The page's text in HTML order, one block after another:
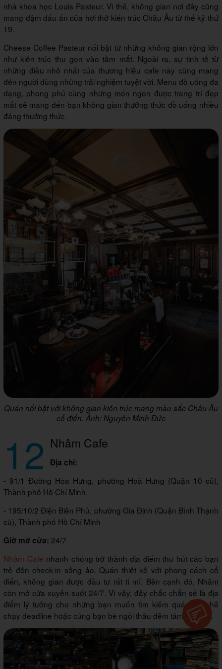
nhà khoa học Louis Pasteur. Vì thế, không gian nơi đây cũng
mang đậm dấu ấn của hơi thở kiến trúc Châu Âu từ thế kỷ thứ
19.
Cheese Coffee Pasteur nổi bật từ những không gian rộng lớn
như kiến trúc thu gọn vào tầm mắt. Ngoài ra, sự tinh tế từ
những điều nhỏ nhất của thương hiệu cafe này cũng mang
đến người dùng những trải nghiệm tuyệt vời. Menu đồ uống đa
dạng, phong phú cùng những món ngon được trang trí đẹp
mắt sẽ mang đến bạn không gian thưởng thức đồ uống nhiều
đáng thưởng thức.
Quán nổi bật với không gian kiến trúc mang màu sắc Châu Âu
cổ điển. Ảnh: Nguyễn Minh Đức
12 Nhâm Cafe
Địa chỉ:
- 91/1 Đường Hòa Hưng, phường Hoà Hưng (Quận 10 cũ),
Thành phố Hồ Chí Minh.
- 195/10/2 Điện Biên Phủ, phường Gia Định (Quận Bình Thạnh
cũ), Thành phố Hồ Chí Minh
Giờ mở cửa: 24/7
Nhâm Cafe nhanh chóng trở thành địa điểm thu hút các bạn
trẻ đến check-in sống ảo. Quán thiết kế với phong cách cổ
điển, không gian được đầu tư rất tỉ mỉ. Bên cạnh đó, Nhâm
còn mở cửa xuyên suốt 24/7. Vì vậy, đây chắc chắn sẽ là địa
điểm lý tưởng cho những bạn muốn tìm kiếm quán cà phê
chạy deadline hoặc cùng bạn bè ngồi thâu đêm tám chuyện.